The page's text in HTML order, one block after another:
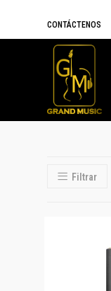
CONTÁCTENOS
Filtrar